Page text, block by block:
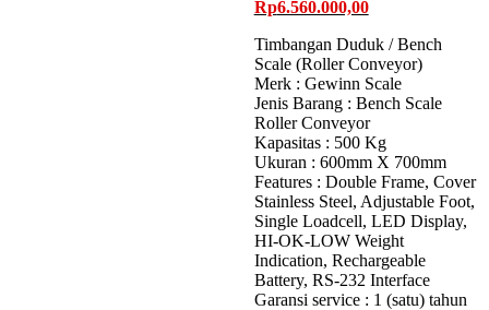
aslinya
Rp8.200.000,00.
Rp6.560.000,00Harga
ini
adalah:
Rp6.560.000,00.
Timbangan Duduk / Bench
Scale (Roller Conveyor)
Merk : Gewinn Scale
Jenis Barang : Bench Scale
Roller Conveyor
Kapasitas : 500 Kg
Ukuran : 600mm X 700mm
Features : Double Frame, Cover
Stainless Steel, Adjustable Foot,
Single Loadcell, LED Display,
HI-OK-LOW Weight
Indication, Rechargeable
Battery, RS-232 Interface
Garansi service : 1 (satu) tahun